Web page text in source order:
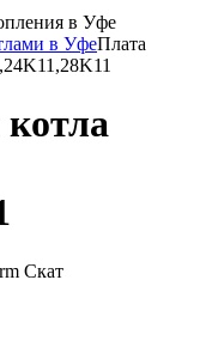
в Уфе
в УфеПлата